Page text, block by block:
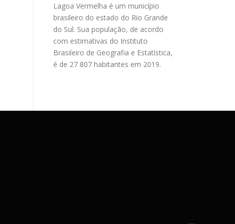
Lagoa Vermelha é um município
brasileiro do estado do Rio Grande
do Sul. Sua população, de acordo
com estimativas do Instituto
Brasileiro de Geografia e Estatística,
é de 27 807 habitantes em 2019.